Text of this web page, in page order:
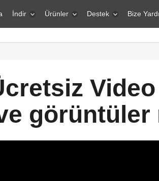
İndir Ürünler Destek Bize
görüntüler